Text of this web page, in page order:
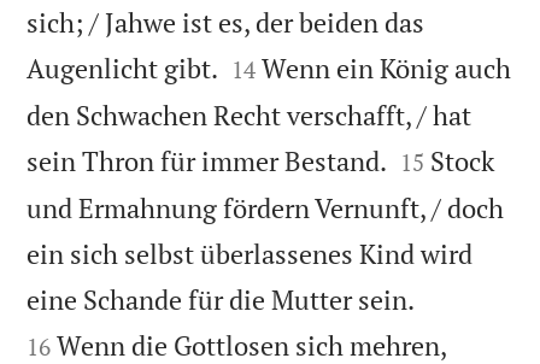
sich; / Jahwe ist es, der beiden das
Augenlicht gibt. 

14 Wenn ein König auch
den Schwachen Recht verschafft, / hat
sein Thron für immer Bestand. 

15 Stock
und Ermahnung fördern Vernunft, / doch
ein sich selbst überlassenes Kind wird
eine Schande für die Mutter sein.
16 Wenn die Gottlosen sich mehren,